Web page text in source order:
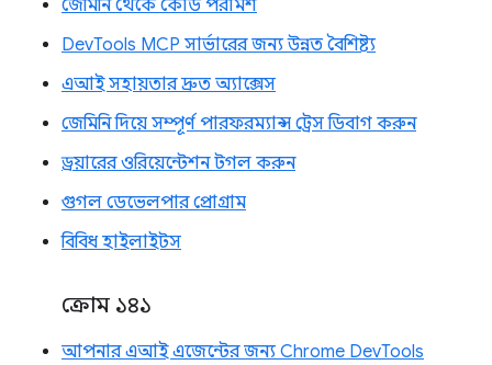
জেমিনি থেকে কোড পরামর্শ
DevTools MCP সার্ভারের জন্য উন্নত বৈশিষ্ট্য
এআই সহায়তার দ্রুত অ্যাক্সেস
জেমিনি দিয়ে সম্পূর্ণ পারফরম্যান্স ট্রেস ডিবাগ করুন
ড্রয়ারের ওরিয়েন্টেশন টগল করুন
গুগল ডেভেলপার প্রোগ্রাম
বিবিধ হাইলাইটস
ক্রোম ১৪১
আপনার এআই এজেন্টের জন্য Chrome DevTools